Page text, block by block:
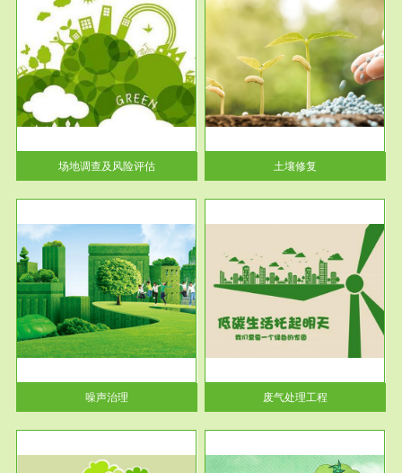
场地调查及风险评估
服务范围
土壤修复
土壤修复
噪声治理
服务范围
废气处理工程
废气处理工程